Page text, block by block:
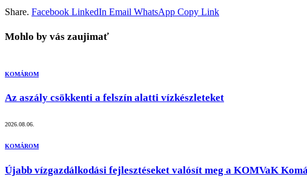
Share. Facebook LinkedIn Email WhatsApp Copy Link
Mohlo by vás zaujimať
KOMÁROM
Az aszály csökkenti a felszín alatti vízkészleteket
2026.08.06.
KOMÁROM
Újabb vízgazdálkodási fejlesztéseket valósít meg a KOMVaK